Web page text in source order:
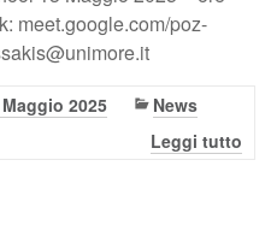
meet.google.com/poz-
2025
News
Leggi tutto